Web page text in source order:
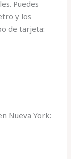
Puedes
y los
de tarjeta:
Nueva York: